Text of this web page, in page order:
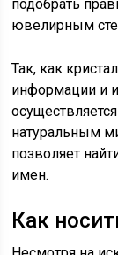
подобрать
ювелирным
Так, как
информации и
натуральным
позволяет
имен.
Как